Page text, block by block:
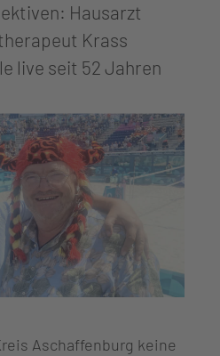
Hausarzt
Krass
live seit 52 Jahren
Aschaffenburg keine